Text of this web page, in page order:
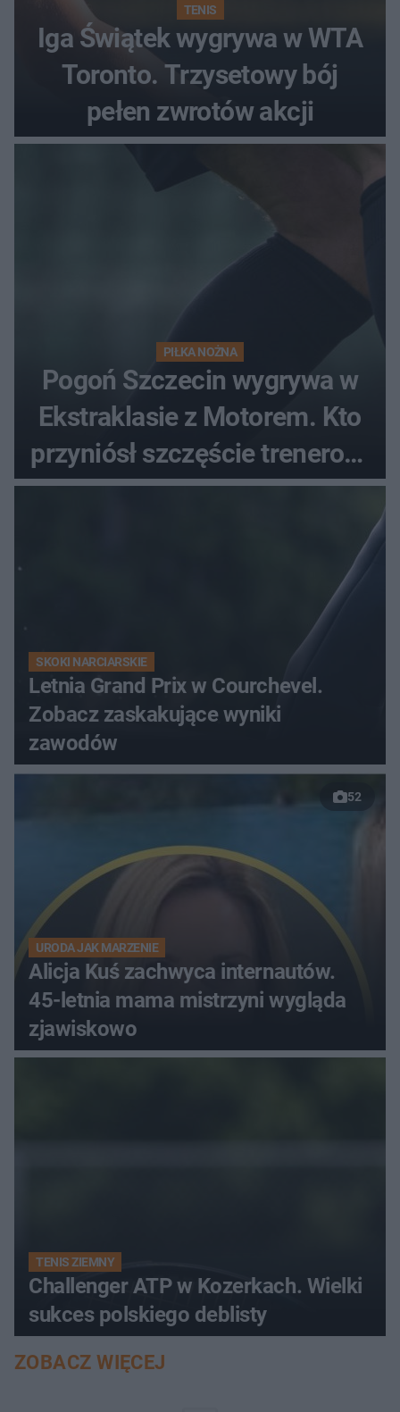
TENIS
Iga Świątek wygrywa w WTA
Toronto. Trzysetowy bój
pełen zwrotów akcji
PIŁKA NOŻNA
Pogoń Szczecin wygrywa w
Ekstraklasie z Motorem. Kto
przyniósł szczęście trenerowi
gospodarzy?
SKOKI NARCIARSKIE
Letnia Grand Prix w Courchevel.
Zobacz zaskakujące wyniki
zawodów
52
URODA JAK MARZENIE
Alicja Kuś zachwyca internautów.
45-letnia mama mistrzyni wygląda
zjawiskowo
TENIS ZIEMNY
Challenger ATP w Kozerkach. Wielki
sukces polskiego deblisty
ZOBACZ WIĘCEJ